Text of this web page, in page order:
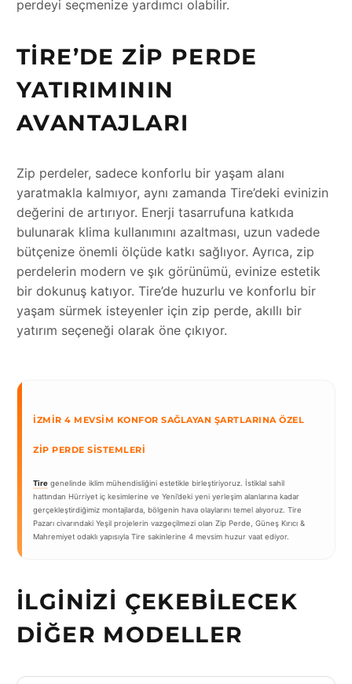
perdeyi seçmenize yardımcı olabilir.
TIRE’DE ZIP PERDE
YATIRIMININ
AVANTAJLARI
Zip perdeler, sadece konforlu bir yaşam alanı
yaratmakla kalmıyor, aynı zamanda Tire’deki evinizin
değerini de artırıyor. Enerji tasarrufuna katkıda
bulunarak klima kullanımını azaltması, uzun vadede
bütçenize önemli ölçüde katkı sağlıyor. Ayrıca, zip
perdelerin modern ve şık görünümü, evinize estetik
bir dokunuş katıyor. Tire’de huzurlu ve konforlu bir
yaşam sürmek isteyenler için zip perde, akıllı bir
yatırım seçeneği olarak öne çıkıyor.
İZMIR 4 MEVSIM KONFOR SAĞLAYAN ŞARTLARINA ÖZEL
ZIP PERDE SISTEMLERI
Tire genelinde iklim mühendisliğini estetikle birleştiriyoruz. İstiklal sahil
hattından Hürriyet iç kesimlerine ve Yeni’deki yeni yerleşim alanlarına kadar
gerçekleştirdiğimiz montajlarda, bölgenin hava olaylarını temel alıyoruz. Tire
Pazarı civarındaki Yeşil projelerin vazgeçilmezi olan Zip Perde, Güneş Kırıcı &
Mahremiyet odaklı yapısıyla Tire sakinlerine 4 mevsim huzur vaat ediyor.
İLGINIZI ÇEKEBILECEK
DIĞER MODELLER